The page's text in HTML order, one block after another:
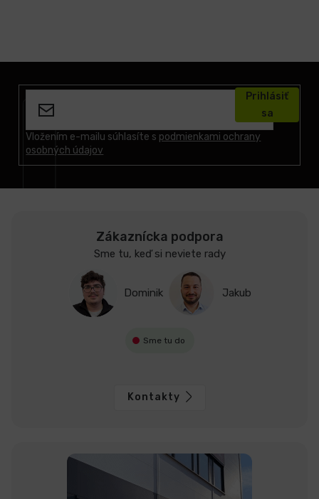
Vložením e-mailu súhlasíte s podmienkami ochrany
osobných údajov
Prihlásiť
sa
Zákaznícka podpora
Sme tu, keď si neviete rady
Dominik Jakub
Sme tu do
Kontakty